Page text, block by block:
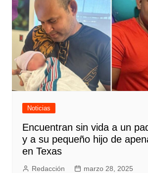
Noticias
Encuentran sin vida a un
y a su pequeño hijo de
en Texas
Redacción marzo 28, 2025